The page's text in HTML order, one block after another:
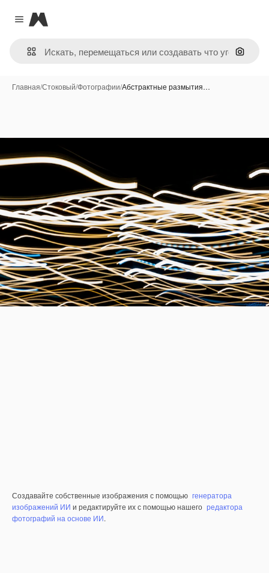
Close menu
Magnific
Поиск
Главная/Стоковый/Фотографии/Абстрактные размытия…
Создавайте собственные изображения с помощью генератора
изображений ИИ и редактируйте их с помощью нашего редактора
фотографий на основе ИИ.